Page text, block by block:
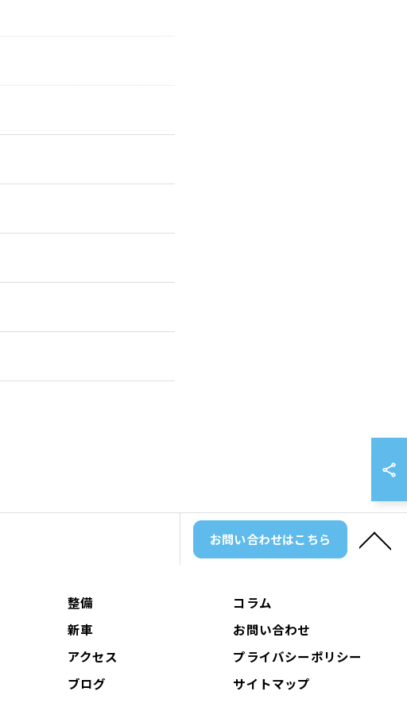
お問い合わせはこちら
整備
新車
アクセス
ブログ
コラム
お問い合わせ
プライバシーポリシー
サイトマップ